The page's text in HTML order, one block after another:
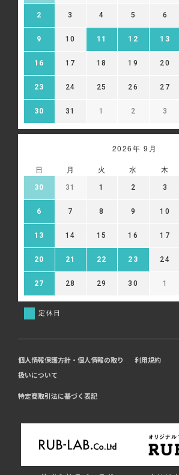
2 3 4 5 6
9 10 11 12 13
16 17 18 19 20
23 24 25 26 27
30 31 1 2 3
2026年 9月
日 月 火 水 木
30 31 1 2 3
6 7 8 9 10
13 14 15 16 17
20 21 22 23 24
27 28 29 30 1
定休日
個人情報保護方針・個人情報の取り
扱いについて
利用規約
特定商取引法に基づく表記